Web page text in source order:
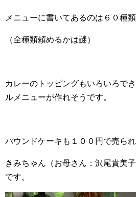
メニューに書いてあるのは６０種類
（全種類頼めるかは謎）
カレーのトッピングもいろいろで
ルメニューが作れそうです。
パウンドケーキも１００円で売ら
きみちゃん（お母さん：沢尾貴美
です。